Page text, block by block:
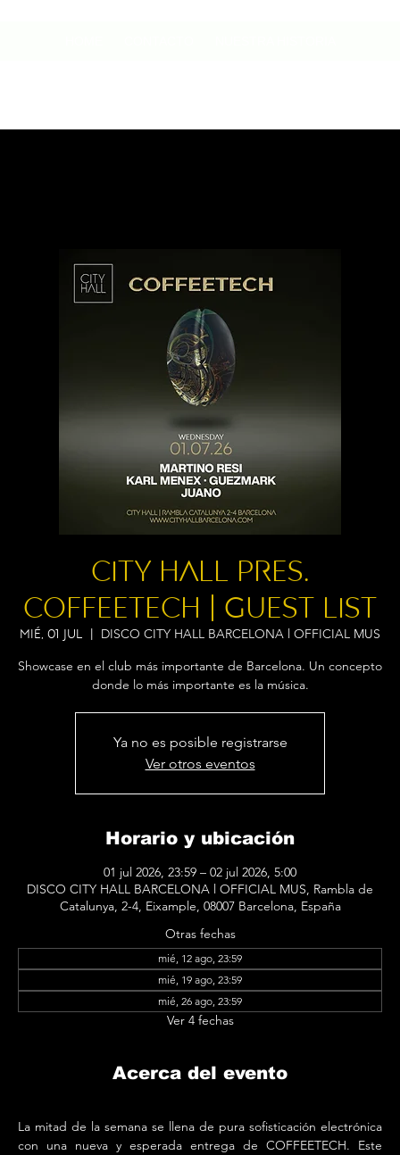
City Hall pres.
COFFEETECH | Guest List
mié, 01 jul
DISCO CITY HALL BARCELONA l OFFICIAL MUS
Showcase en el club más importante de Barcelona. Un concepto
donde lo más importante es la música.
Ya no es posible registrarse
Ver otros eventos
Horario y ubicación
01 jul 2026, 23:59 – 02 jul 2026, 5:00
DISCO CITY HALL BARCELONA l OFFICIAL MUS, Rambla de
Catalunya, 2-4, Eixample, 08007 Barcelona, España
Otras fechas
mié, 12 ago, 23:59
mié, 19 ago, 23:59
mié, 26 ago, 23:59
Ver 4 fechas
Acerca del evento
La mitad de la semana se llena de pura sofisticación electrónica
con una nueva y esperada entrega de COFFEETECH. Este